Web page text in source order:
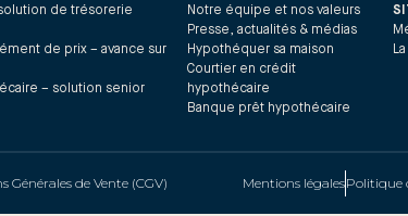
de trésorerie
de prix – avance sur
– solution senior
Notre équipe et nos valeurs
Presse, actualités & médias
Hypothéquer sa maison
Courtier en crédit
hypothécaire
Banque prêt hypothécaire
Générales de Vente (CGV) Mentions légalesPolitique